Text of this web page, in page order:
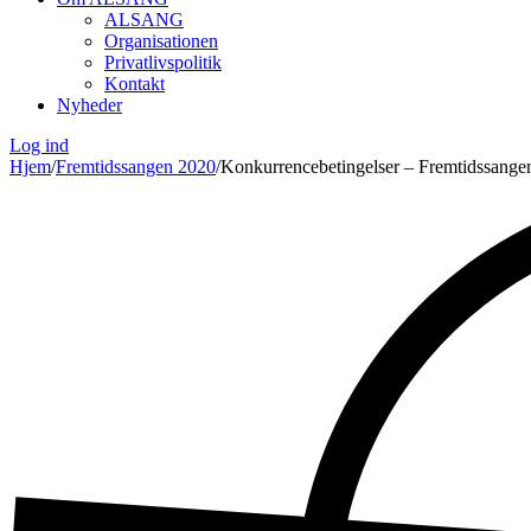
ALSANG
Organisationen
Privatlivspolitik
Kontakt
Nyheder
Log ind
Hjem/Fremtidssangen 2020/Konkurrencebetingelser –